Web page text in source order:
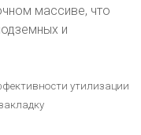
массиве, что
и
утилизации